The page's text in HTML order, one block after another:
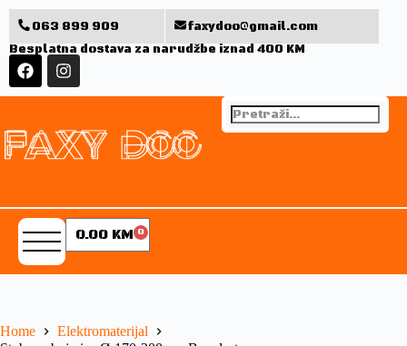
063 899 909
faxydoo@gmail.com
Besplatna dostava za narudžbe iznad 400 KM
0.00 KM 0
Home
Elektromaterijal